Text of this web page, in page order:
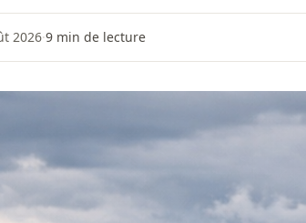
2026·9 min de lecture